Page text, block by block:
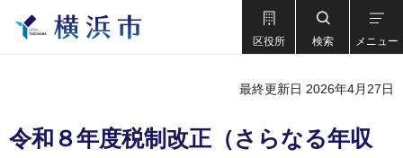
区役所 検索 メニュー
最終更新日 2026年4月27日
令和８年度税制改正（さらなる年収